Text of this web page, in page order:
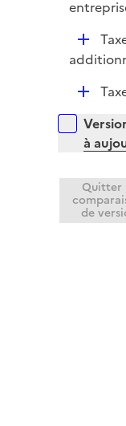
é
i
D
é
i
e
r
D
p
l
e
r
Versions
à
Quitter
de